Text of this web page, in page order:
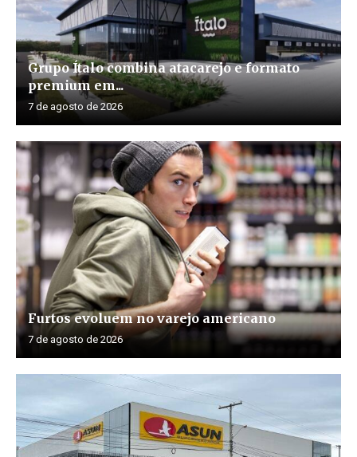
Grupo Ítalo combina atacarejo e formato
premium em...
7 de agosto de 2026
Furtos evoluem no varejo americano
7 de agosto de 2026